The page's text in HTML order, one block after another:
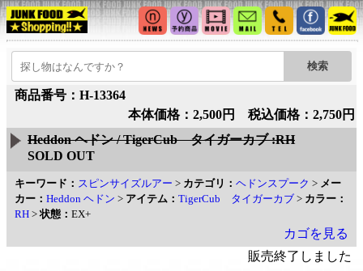
商品番号：H-13364
本体価格：2,500円 税込価格：2,750円
Heddon ヘドン / TigerCub タイガーカブ :RH
SOLD OUT
キーワード： スピンサイズルアー > カテゴリ： ヘドンスプーク > メー
カー： Heddon ヘドン > アイテム： TigerCub タイガーカブ > カラー：
RH >状態： EX+
カゴを見る
販売終了しました